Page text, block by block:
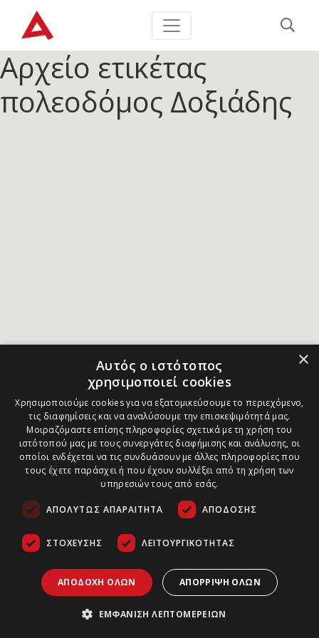
Αρχείο ετικέτας
πολεοδόμος Δοξιάδης
×
Αυτός ο ιστότοπος
χρησιμοποιεί cookies
Χρησιμοποιούμε cookies για να εξατομικεύσουμε το περιεχόμενο,
τις διαφημίσεις και να αναλύσουμε την επισκεψιμότητά μας.
Μοιραζόμαστε επίσης πληροφορίες σχετικά με τη χρήση του
ιστότοπού μας με τους συνεργάτες διαφήμισης και ανάλυσης, οι
οποίοι ενδέχεται να τις συνδυάσουν με άλλες πληροφορίες που
τους έχετε παράσχει ή που έχουν συλλέξει από τη χρήση των
υπηρεσιών τους από εσάς.
ΑΠΟΛΎΤΩΣ ΑΠΑΡΑΊΤΗΤΑ ΑΠΌΔΟΣΗΣ
ΣΤΌΧΕΥΣΗΣ ΛΕΙΤΟΥΡΓΙΚΌΤΗΤΑΣ
ΑΠΟΔΟΧΉ ΌΛΩΝ ΑΠΌΡΡΙΨΗ ΌΛΩΝ
ΕΜΦΆΝΙΣΗ ΛΕΠΤΟΜΕΡΕΙΏΝ